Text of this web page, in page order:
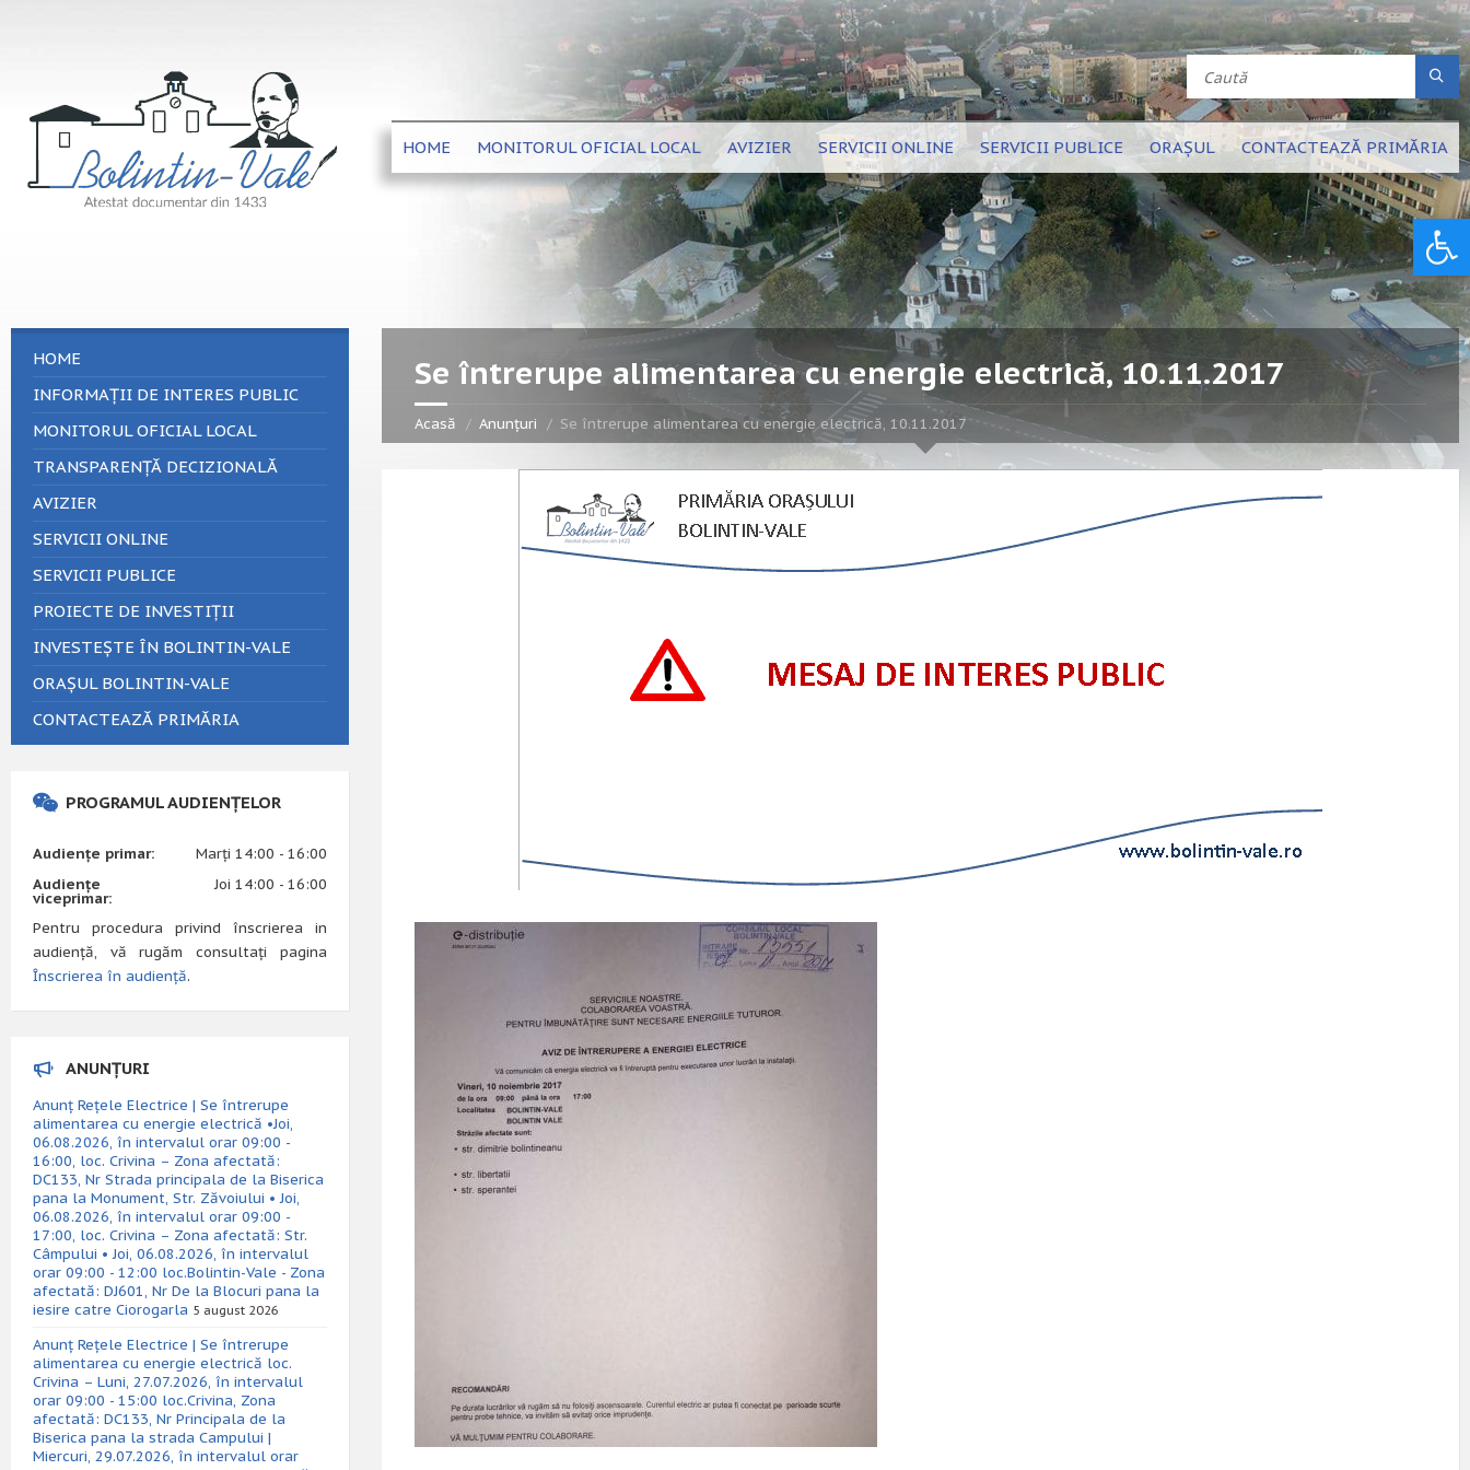
HOME MONITORUL OFICIAL LOCAL AVIZIER SERVICII ONLINE SERVICII PUBLICE ORAȘUL CONTACTEAZĂ PRIMĂRIA
Se întrerupe alimentarea cu energie electrică, 10.11.2017
Acasă Anunțuri Se întrerupe alimentarea cu energie electrică, 10.11.2017
HOME
INFORMAȚII DE INTERES PUBLIC
MONITORUL OFICIAL LOCAL
TRANSPARENȚĂ DECIZIONALĂ
AVIZIER
SERVICII ONLINE
SERVICII PUBLICE
PROIECTE DE INVESTIȚII
INVESTEȘTE ÎN BOLINTIN-VALE
ORAȘUL BOLINTIN-VALE
CONTACTEAZĂ PRIMĂRIA
PROGRAMUL AUDIENȚELOR
Audiențe primar:
Marți 14:00 - 16:00
Audiențe
viceprimar:
Joi 14:00 - 16:00
Pentru procedura privind înscrierea in
audiență, vă rugăm consultați pagina
Înscrierea în audiență.
ANUNȚURI
Anunț Rețele Electrice | Se întrerupe
alimentarea cu energie electrică •Joi,
06.08.2026, în intervalul orar 09:00 -
16:00, loc. Crivina – Zona afectată:
DC133, Nr Strada principala de la Biserica
pana la Monument, Str. Zăvoiului • Joi,
06.08.2026, în intervalul orar 09:00 -
17:00, loc. Crivina – Zona afectată: Str.
Câmpului • Joi, 06.08.2026, în intervalul
orar 09:00 - 12:00 loc.Bolintin-Vale - Zona
afectată: DJ601, Nr De la Blocuri pana la
iesire catre Ciorogarla 5 august 2026
Anunț Rețele Electrice | Se întrerupe
alimentarea cu energie electrică loc.
Crivina – Luni, 27.07.2026, în intervalul
orar 09:00 - 15:00 loc.Crivina, Zona
afectată: DC133, Nr Principala de la
Biserica pana la strada Campului |
Miercuri, 29.07.2026, în intervalul orar
Deschide bara de unelte